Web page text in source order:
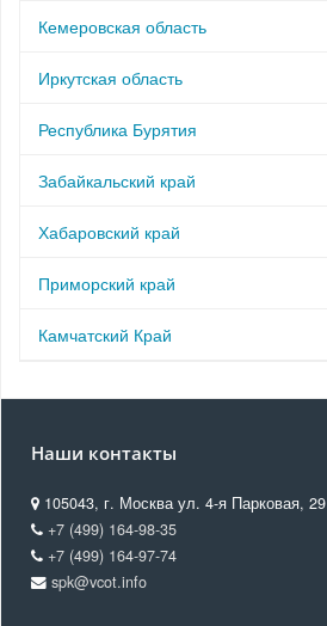
Кемеровская область
Иркутская область
Республика Бурятия
Забайкальский край
Хабаровский край
Приморский край
Камчатский Край
Наши контакты
105043, г. Москва ул. 4-я Парковая, 29
+7 (499) 164-98-35
+7 (499) 164-97-74
spk@vcot.info